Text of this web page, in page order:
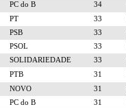
PC do B 34
PT 33
PSB 33
PSOL 33
SOLIDARIEDADE 33
PTB 31
NOVO 31
PC do B 31